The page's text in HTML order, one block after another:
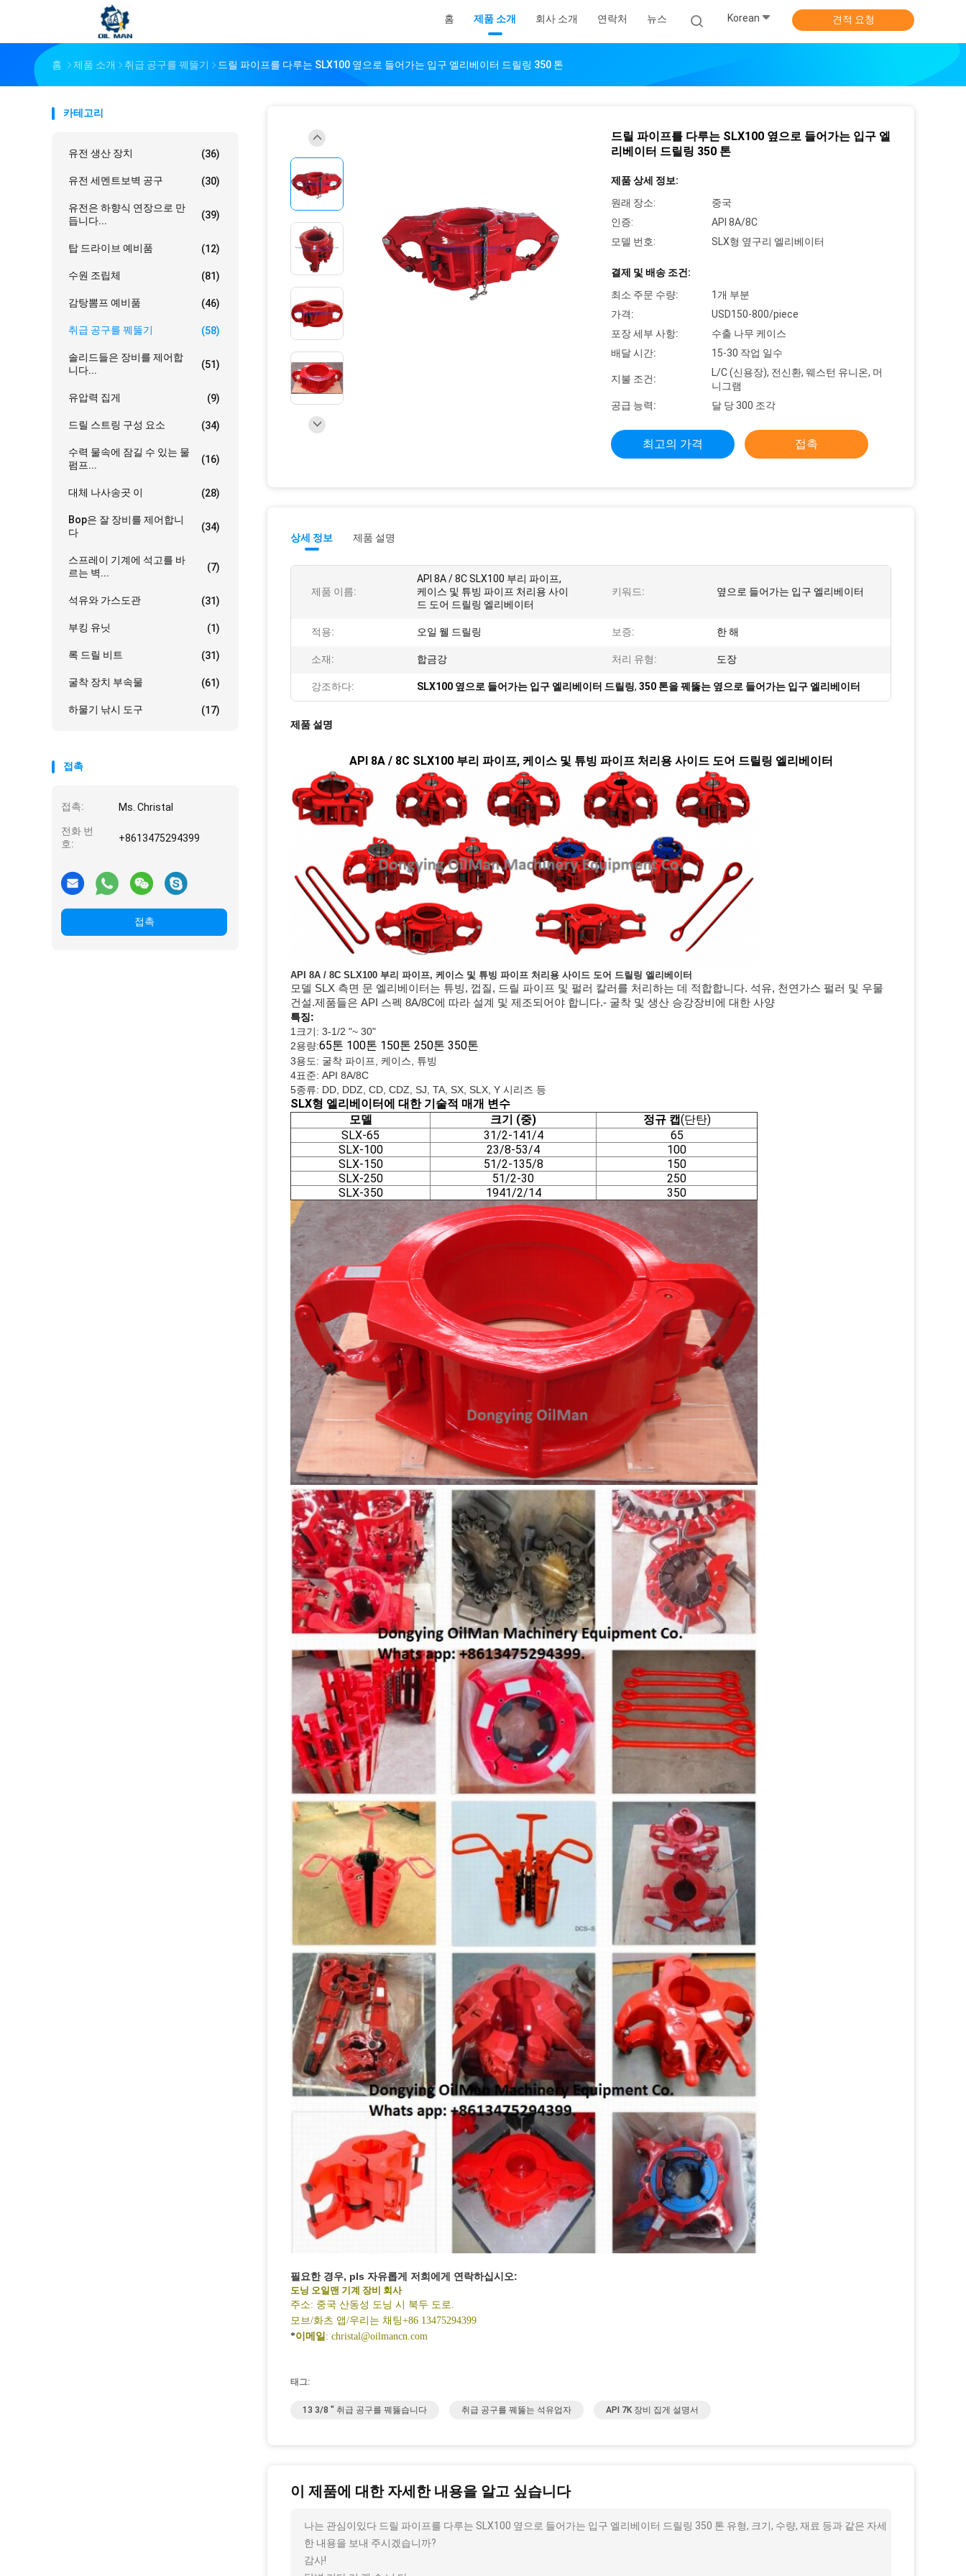
홈 제품 소개 회사 소개 연락처 뉴스 Korean 견적 요청
홈 제품 소개 취급 공구를 꿰뚫기 드릴 파이프를 다루는 SLX100 옆으로 들어가는 입구 엘리베이터 드릴링 350 톤
카테고리
유전 생산 장치 (36)
유전 세멘트보벽 공구 (30)
유전은 하향식 연장으로 만
듭니다...
(39)
탑 드라이브 예비품 (12)
수원 조립체 (81)
감탕뽐프 예비품 (46)
취급 공구를 꿰뚫기 (58)
솔리드들은 장비를 제어합
니다...
(51)
유압력 집게 (9)
드릴 스트링 구성 요소 (34)
수력 물속에 잠길 수 있는 물
펌프...
(16)
대체 나사송곳 이 (28)
Bop은 잘 장비를 제어합니
다
(34)
스프레이 기계에 석고를 바
르는 벽...
(7)
석유와 가스도관 (31)
부킹 유닛 (1)
록 드릴 비트 (31)
굴착 장치 부속물 (61)
하물기 낚시 도구 (17)
접촉
접촉: Ms. Christal
전화 번
호:
+8613475294399
접촉
드릴 파이프를 다루는 SLX100 옆으로 들어가는 입구 엘
리베이터 드릴링 350 톤
제품 상세 정보:
원래 장소:
중국
인증:
API 8A/8C
모델 번호:
SLX형 옆구리 엘리베이터
결제 및 배송 조건:
최소 주문 수량:
1개 부분
가격:
USD150-800/piece
포장 세부 사항:
수출 나무 케이스
배달 시간:
15-30 작업 일수
지불 조건:
L/C (신용장), 전신환, 웨스턴 유니온, 머
니그램
공급 능력:
달 당 300 조각
최고의 가격 접촉
상세 정보 제품 설명
제품 이름:
API 8A / 8C SLX100 부리 파이프,
케이스 및 튜빙 파이프 처리용 사이
드 도어 드릴링 엘리베이터
키워드: 옆으로 들어가는 입구 엘리베이터
적용: 오일 웰 드릴링 보증: 한 해
소재: 합금강 처리 유형: 도장
강조하다: SLX100 옆으로 들어가는 입구 엘리베이터 드릴링, 350 톤을 꿰뚫는 옆으로 들어가는 입구 엘리베이터
제품 설명
API 8A / 8C SLX100 부리 파이프, 케이스 및 튜빙 파이프 처리용 사이드 도어 드릴링 엘리베이터
API 8A / 8C SLX100 부리 파이프, 케이스 및 튜빙 파이프 처리용 사이드 도어 드릴링 엘리베이터
모델 SLX 측면 문 엘리베이터는 튜빙, 껍질, 드릴 파이프 및 펄러 칼러를 처리하는 데 적합합니다. 석유, 천연가스 펄러 및 우물
건설.제품들은 API 스펙 8A/8C에 따라 설계 및 제조되어야 합니다.- 굴착 및 생산 승강장비에 대한 사양
특징:
1크기: 3-1/2 "~ 30"
2용량:65톤 100톤 150톤 250톤 350톤
3용도: 굴착 파이프, 케이스, 튜빙
4표준: API 8A/8C
5종류: DD, DDZ, CD, CDZ, SJ, TA, SX, SLX, Y 시리즈 등
SLX형 엘리베이터에 대한 기술적 매개 변수
모델
크기 (중) 정규 캡(단탄)
SLX-65
31/2-141/4
65
SLX-100
23/8-53/4
100
SLX-150
51/2-135/8
150
SLX-250
51/2-30
250
SLX-350
1941/2/14 350
필요한 경우, pls 자유롭게 저희에게 연락하십시오:
도닝 오일맨 기계 장비 회사
주소: 중국 산동성 도닝 시 북두 도로.
모브/화츠 앱/우리는 채팅+86 13475294399
*이메일 : christal@oilmancn.com
태그:
13 3/8 " 취급 공구를 꿰뚫습니다 취급 공구를 꿰뚫는 석유업자 API 7K 장비 집게 설명서
이 제품에 대한 자세한 내용을 알고 싶습니다
나는 관심이있다 드릴 파이프를 다루는 SLX100 옆으로 들어가는 입구 엘리베이터 드릴링 350 톤 유형, 크기, 수량, 재료 등과 같은 자세
한 내용을 보내 주시겠습니까?
감사!